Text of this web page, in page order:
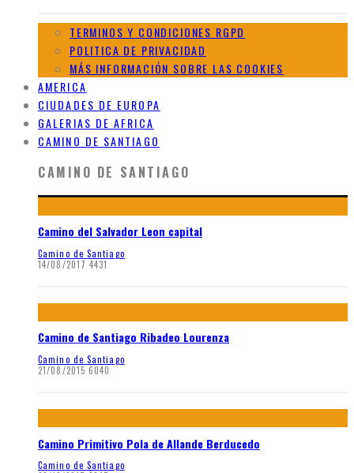
TERMINOS Y CONDICIONES RGPD
POLITICA DE PRIVACIDAD
MÁS INFORMACIÓN SOBRE LAS COOKIES
AMERICA
CIUDADES DE EUROPA
GALERIAS DE AFRICA
CAMINO DE SANTIAGO
CAMINO DE SANTIAGO
Camino del Salvador Leon capital
Camino de Santiago
14/08/2017 4431
Camino de Santiago Ribadeo Lourenza
Camino de Santiago
21/08/2015 6040
Camino Primitivo Pola de Allande Berducedo
Camino de Santiago